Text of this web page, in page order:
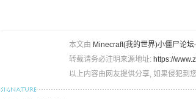
本文由 Minecraft(我的世界)小僵尸论
转载请务必注明来源地址: https://
以上内容由网友提供分享, 如果侵犯到